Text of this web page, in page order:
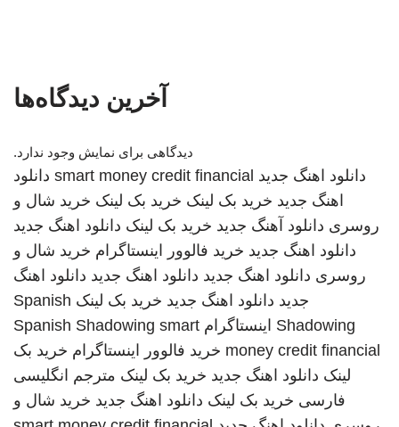
آخرین دیدگاه‌ها
دیدگاهی برای نمایش وجود ندارد.
دانلود اهنگ جدید smart money credit financial دانلود
اهنگ جدید خرید بک لینک خرید بک لینک خرید شال و
روسری دانلود آهنگ جدید خرید بک لینک دانلود اهنگ جدید
دانلود اهنگ جدید خرید فالوور اینستاگرام خرید شال و
روسری دانلود اهنگ جدید دانلود اهنگ جدید دانلود اهنگ
جدید دانلود اهنگ جدید خرید بک لینک Spanish
Shadowing اینستاگرام Spanish Shadowing smart
money credit financial خرید فالوور اینستاگرام خرید بک
لینک دانلود اهنگ جدید خرید بک لینک مترجم انگلیسی
فارسی خرید بک لینک دانلود اهنگ جدید خرید شال و